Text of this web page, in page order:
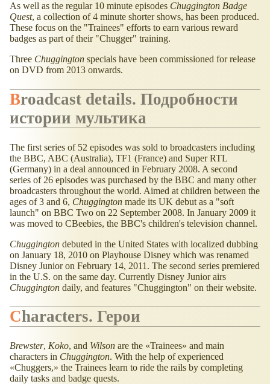
As well as the regular 10 minute episodes Chuggington Badge
Quest, a collection of 4 minute shorter shows, has been produced.
These focus on the "Trainees" efforts to earn various reward
badges as part of their "Chugger" training.
Three Chuggington specials have been commissioned for release
on DVD from 2013 onwards.
Broadcast details. Подробности
истории мультика
The first series of 52 episodes was sold to broadcasters including
the BBC, ABC (Australia), TF1 (France) and Super RTL
(Germany) in a deal announced in February 2008. A second
series of 26 episodes was purchased by the BBC and many other
broadcasters throughout the world. Aimed at children between the
ages of 3 and 6, Chuggington made its UK debut as a "soft
launch" on BBC Two on 22 September 2008. In January 2009 it
was moved to CBeebies, the BBC's children's television channel.
Chuggington debuted in the United States with localized dubbing
on January 18, 2010 on Playhouse Disney which was renamed
Disney Junior on February 14, 2011. The second series premiered
in the U.S. on the same day. Currently Disney Junior airs
Chuggington daily, and features "Chuggington" on their website.
Characters. Герои
Brewster, Koko, and Wilson are the Trainees
and main
characters in Chuggington. With the help of experienced
Chuggers,
the Trainees learn to ride the rails by completing
daily tasks and badge quests.